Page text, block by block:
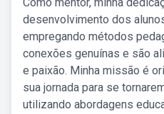
desenvolvimento dos
empregando métodos
conexões genuínas e são
e paixão. Minha missão é
sua jornada para se
utilizando abordagens